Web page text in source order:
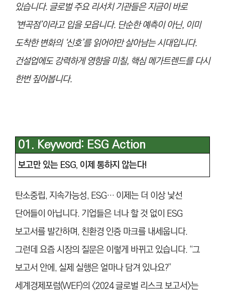
있습니다. 글로벌 주요 리서치 기관들은 지금이 바로
‘변곡점’이라고 입을 모읍니다. 단순한 예측이 아닌, 이미
도착한 변화의 ‘신호’를 읽어야만 살아남는 시대입니다.
건설업에도 강력하게 영향을 미칠, 핵심 메가트렌드를 다시
한번 짚어봅니다.
01. Keyword: ESG Action
보고만 있는 ESG, 이제 통하지 않는다!
탄소중립, 지속가능성, ESG… 이제는 더 이상 낯선
단어들이 아닙니다. 기업들은 너나 할 것 없이 ESG
보고서를 발간하며, 친환경 인증 마크를 내세웁니다.
그런데 요즘 시장의 질문은 이렇게 바뀌고 있습니다. “그
보고서 안에, 실제 실행은 얼마나 담겨 있나요?”
세계경제포럼(WEF)의 <2024 글로벌 리스크 보고서>는